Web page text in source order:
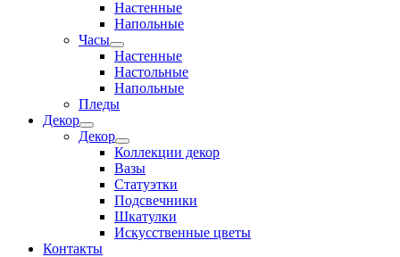
Настенные
Напольные
Часы
Настенные
Настольные
Напольные
Пледы
Декор
Декор
Коллекции декор
Вазы
Статуэтки
Подсвечники
Шкатулки
Искусственные цветы
Контакты